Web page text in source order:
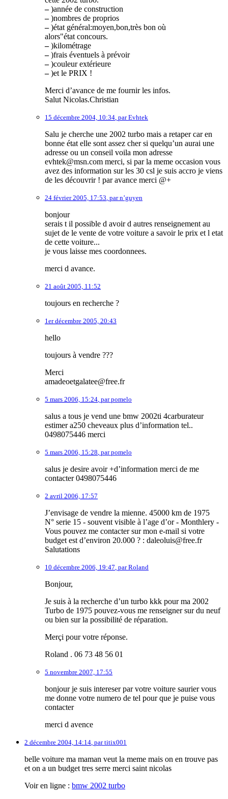
–)année de construction
–)nombres de proprios
–)état général:moyen,bon,très bon où
alors"état concours.
–)kilométrage
–)frais éventuels à prévoir
–)couleur extérieure
–)et le PRIX !
Merci d’avance de me fournir les infos.
Salut Nicolas.Christian
15 décembre 2004, 10:34, parEvhtek
Salu je cherche une 2002 turbo mais a retaper car en
bonne état elle sont assez cher si quelqu’un aurai une
adresse ou un conseil voila mon adresse
evhtek@msn.com merci, si par la meme occasion vous
avez des information sur les 30 csl je suis accro je viens
de les découvrir ! par avance merci @+
24 février 2005, 17:53, parn’guyen
bonjour
serais t il possible d avoir d autres renseignement au
sujet de le vente de votre voiture a savoir le prix et l etat
de cette voiture...
je vous laisse mes coordonnees.
merci d avance.
21 août 2005, 11:52
toujours en recherche ?
1er décembre 2005, 20:43
hello
toujours à vendre ???
Merci
amadeoetgalatee@free.fr
5 mars 2006, 15:24, parpomelo
salus a tous je vend une bmw 2002ti 4carburateur
estimer a250 cheveaux plus d’information tel..
0498075446 merci
5 mars 2006, 15:28, parpomelo
salus je desire avoir +d’information merci de me
contacter 0498075446
2 avril 2006, 17:57
J’envisage de vendre la mienne. 45000 km de 1975
N° serie 15 - souvent visible à l’age d’or - Monthlery -
Vous pouvez me contacter sur mon e-mail si votre
budget est d’environ 20.000 ? : daleoluis@free.fr
Salutations
10 décembre 2006, 19:47, parRoland
Bonjour,
Je suis à la recherche d’un turbo kkk pour ma 2002
Turbo de 1975 pouvez-vous me renseigner sur du neuf
ou bien sur la possibilité de réparation.
Merçi pour votre réponse.
Roland . 06 73 48 56 01
5 novembre 2007, 17:55
bonjour je suis intereser par votre voiture saurier vous
me donne votre numero de tel pour que je puise vous
contacter
merci d avence
2 décembre 2004, 14:14, partitix001
belle voiture ma maman veut la meme mais on en trouve pas
et on a un budget tres serre merci saint nicolas
Voir en ligne : bmw 2002 turbo